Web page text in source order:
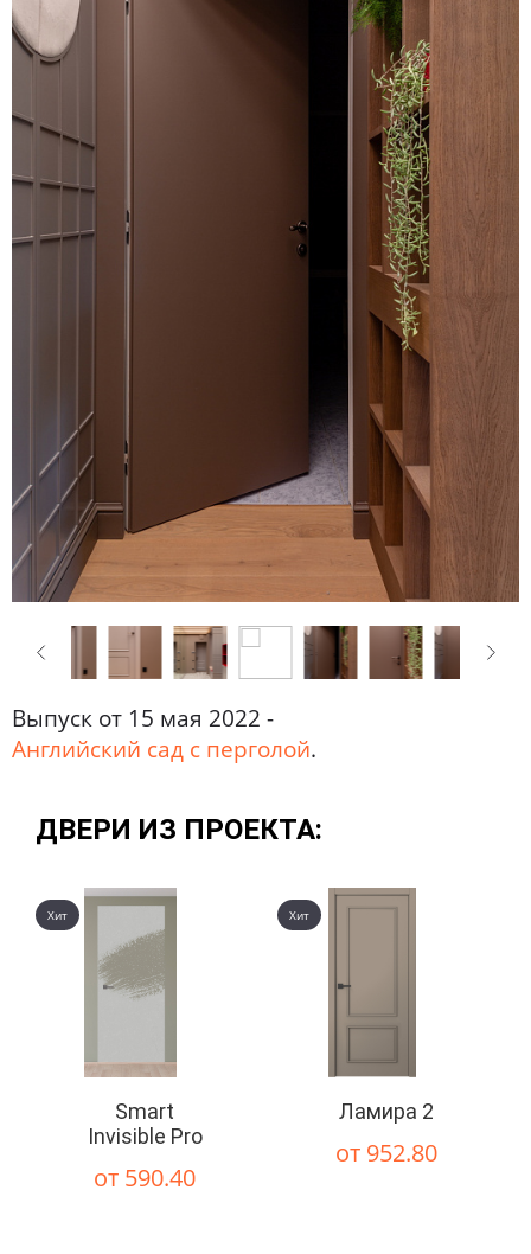
Выпуск от 15 мая 2022 -
Английский сад с перголой.
ДВЕРИ ИЗ ПРОЕКТА:
Smart
Invisible Pro
от 590.40
Хит
Ламира 2
от 952.80
Хит